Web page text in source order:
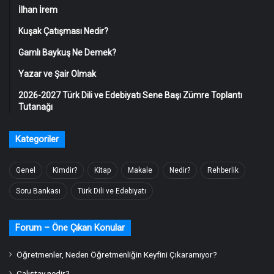
İlhan İrem
Kuşak Çatışması Nedir?
Gamlı Baykuş Ne Demek?
Yazar ve Şair Olmak
2026-2027 Türk Dili ve Edebiyatı Sene Başı Zümre Toplantı
Tutanağı
Kategoriler
Genel Kimdir? Kitap Makale Nedir? Rehberlik
Soru Bankası Türk Dili ve Edebiyatı
Forum – Öne Çıkan Konular
Öğretmenler, Neden Öğretmenliğin Keyfini Çıkaramıyor?